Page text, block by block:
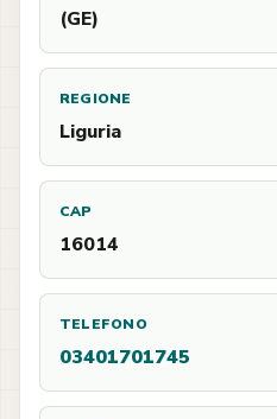
(GE)
REGIONE
Liguria
CAP
16014
TELEFONO
03401701745